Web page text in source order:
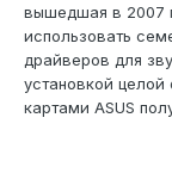
вышедшая в 2007
использовать
драйверов для
установкой
картами ASUS